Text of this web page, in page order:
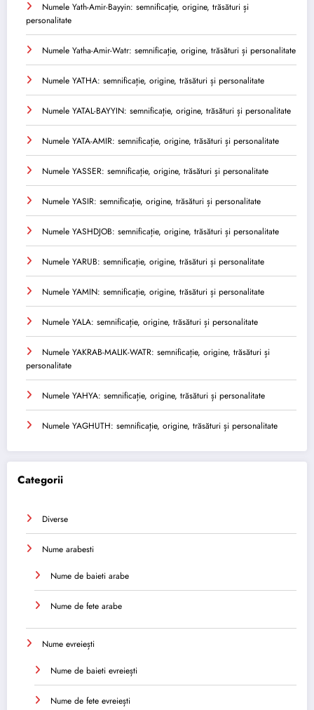
Numele Yath-Amir-Bayyin: semnificație, origine, trăsături și
personalitate
Numele Yatha-Amir-Watr: semnificație, origine, trăsături și personalitate
Numele YATHA: semnificație, origine, trăsături și personalitate
Numele YATAL-BAYYIN: semnificație, origine, trăsături și personalitate
Numele YATA-AMIR: semnificație, origine, trăsături și personalitate
Numele YASSER: semnificație, origine, trăsături și personalitate
Numele YASIR: semnificație, origine, trăsături și personalitate
Numele YASHDJOB: semnificație, origine, trăsături și personalitate
Numele YARUB: semnificație, origine, trăsături și personalitate
Numele YAMIN: semnificație, origine, trăsături și personalitate
Numele YALA: semnificație, origine, trăsături și personalitate
Numele YAKRAB-MALIK-WATR: semnificație, origine, trăsături și
personalitate
Numele YAHYA: semnificație, origine, trăsături și personalitate
Numele YAGHUTH: semnificație, origine, trăsături și personalitate
Categorii
Diverse
Nume arabesti
Nume de baieti arabe
Nume de fete arabe
Nume evreiești
Nume de baieti evreiești
Nume de fete evreiești